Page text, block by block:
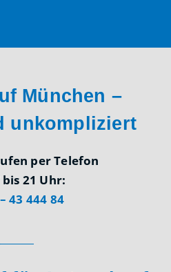
München –
unkompliziert
per Telefon
21 Uhr:
43 444 84